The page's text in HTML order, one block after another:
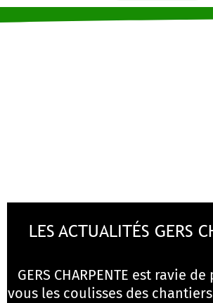
LES ACTUALITÉS GERS
GERS CHARPENTE est ravie
vous les coulisses des